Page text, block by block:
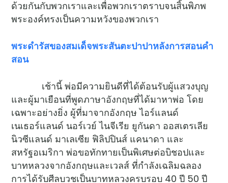
ด้วยกันกับพวกเราและเพื่อพวกเราตราบจนสิ้นพิภพ
พระองค์ทรงเป็นความหวังของพวกเรา
พระดำรัสของสมเด็จพระสันตะปาปาหลังการสอนคำ
สอน
เช้านี้ พ่อมีความยินดีที่ได้ต้อนรับผู้แสวงบุญ
และผู้มาเยือนที่พูดภาษาอังกฤษที่ได้มาหาพ่อ โดย
เฉพาะอย่างยิ่ง ผู้ที่มาจากอังกฤษ ไอร์แลนด์
เนเธอร์แลนด์ นอร์เวย์ ไนจีเรีย ยูกันดา ออสเตรเลีย
นิวซีแลนด์ มาเลเซีย ฟิลิปปินส์ แคนาดา และ
สหรัฐอเมริกา พ่อขอทักทายเป็นพิเศษต่อบิชอปและ
บาทหลวงจากอังกฤษและเวลส์ ที่กำลังเฉลิมฉลอง
การได้รับศีลบวชเป็นบาทหลวงครบรอบ 40 ปี 50 ปี